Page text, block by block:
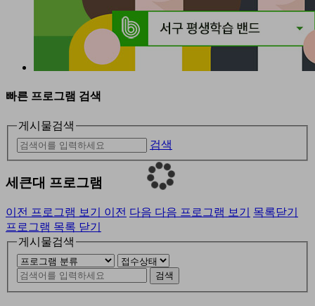
빠른 프로그램 검색
게시물검색
검색
세큰대 프로그램
이전 프로그램 보기 이전 다음 다음 프로그램 보기
목록닫기
프로그램 목록 닫기
게시물검색
검색